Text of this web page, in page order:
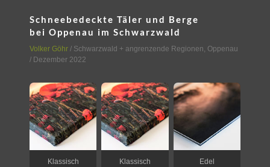
Schneebedeckte Täler und Berge
bei Oppenau im Schwarzwald
Volker Göhr / Schwarzwald + angrenzende Regionen, Oppenau
/ Dezember 2022
Klassisch Klassisch Edel